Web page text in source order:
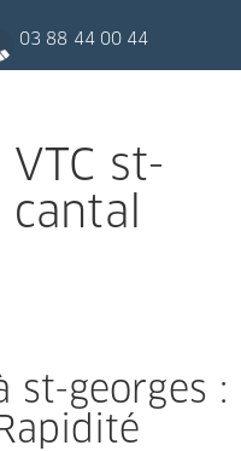
03 88 44 00 44
st-
st-georges :